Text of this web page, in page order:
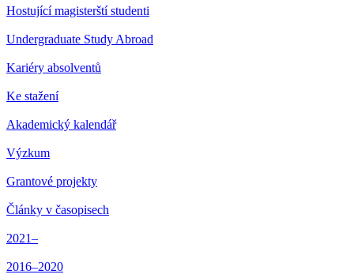
Hostující magisterští studenti
Undergraduate Study Abroad
Kariéry absolventů
Ke stažení
Akademický kalendář
Výzkum
Grantové projekty
Články v časopisech
2021–
2016–2020